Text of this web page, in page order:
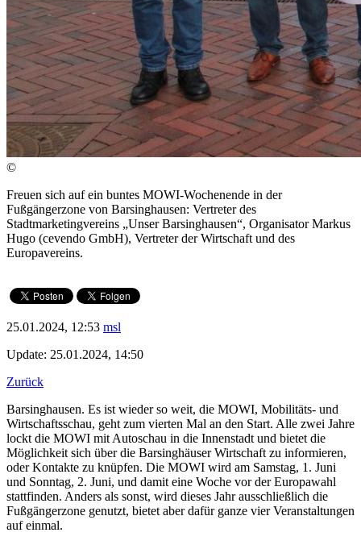
©
Freuen sich auf ein buntes MOWI-Wochenende in der
Fußgängerzone von Barsinghausen: Vertreter des
Stadtmarketingvereins „Unser Barsinghausen“, Organisator Markus
Hugo (cevendo GmbH), Vertreter der Wirtschaft und des
Europavereins.
25.01.2024, 12:53 msl
Update: 25.01.2024, 14:50
Zurück
Barsinghausen. Es ist wieder so weit, die MOWI, Mobilitäts- und
Wirtschaftsschau, geht zum vierten Mal an den Start. Alle zwei Jahre
lockt die MOWI mit Autoschau in die Innenstadt und bietet die
Möglichkeit sich über die Barsinghäuser Wirtschaft zu informieren,
oder Kontakte zu knüpfen. Die MOWI wird am Samstag, 1. Juni
und Sonntag, 2. Juni, und damit eine Woche vor der Europawahl
stattfinden. Anders als sonst, wird dieses Jahr ausschließlich die
Fußgängerzone genutzt, bietet aber dafür ganze vier Veranstaltungen
auf einmal.